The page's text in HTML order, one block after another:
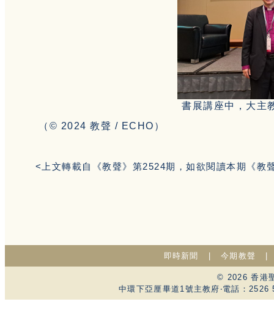
書展講座中，大主
（ © 2024教聲 / ECHO）
<上文轉載自《教聲》第2524期，如欲閱讀本期《教
即時新聞 今期教聲
© 2026 香港
中環下亞厘畢道1號主教府‧電話：2526